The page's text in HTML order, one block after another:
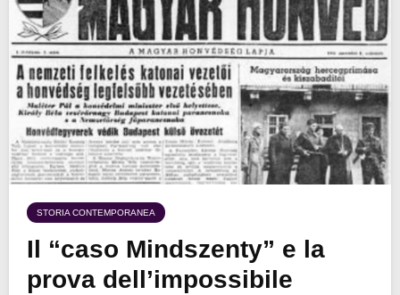
STORIA CONTEMPORANEA
Il “caso Mindszenty” e la
prova dell’impossibile